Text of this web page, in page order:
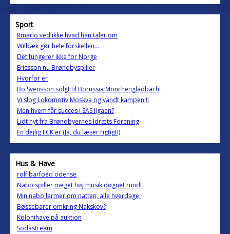
Sport
Rmario ved ikke hvad han taler om
Wilbæk gør hele forskellen...
Det fungerer ikke for Norge
Ericsson nu Brøndbyspiller
Hvorfor er
Bo Svensson solgt til Borussia Mönchengladbach
Vi slog Lokomotiv Moskva og vandt kampen!!!
Men hvem får succes i SAS ligaen?
Lidt nyt fra Brøndbyernes Idræts Forening
En dejlig FCK'er (Ja, du læser rigtigt!)
Hus & Have
rolf barfoed odense
Nabo spiller meget høj musik døgnet rundt
Min nabo larmer om natten, alle hverdage.
Bøssebarer omkring Nakskov?
Kolonihave på auktion
Sodastream